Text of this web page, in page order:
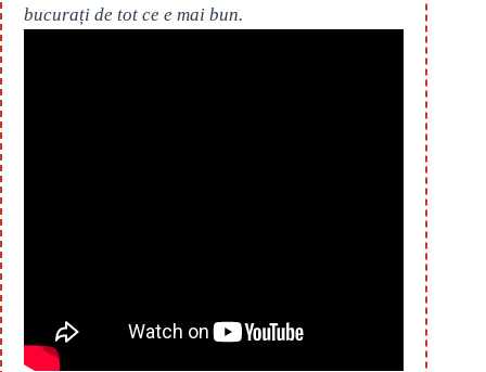
bucurați de tot ce e mai bun.